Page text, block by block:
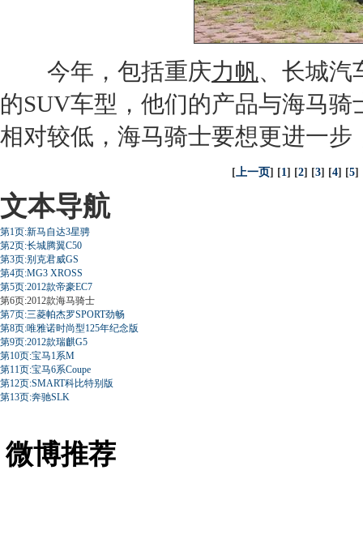
今年，包括重庆力帆、 长城汽
的SUV车型，他们的产品与海马骑
相对较低， 海马骑士要想更进一步
[ 上一页] [1 ] [2] [3] [4] [5]
文本导航
第1页:新马自达3星骋
第2页:长城腾翼C50
第3页:别克君威GS
第4页:MG3 XROSS
第5页:2012款帝豪EC7
第6页:2012款海马骑士
第7页:三菱帕杰罗SPORT劲畅
第8页:唯雅诺时尚型125年纪念版
第9页:2012款瑞麒G5
第10页:宝马1系M
第11页:宝马6系Coupe
第12页:SMART科比特别版
第13页:奔驰SLK
微博推荐